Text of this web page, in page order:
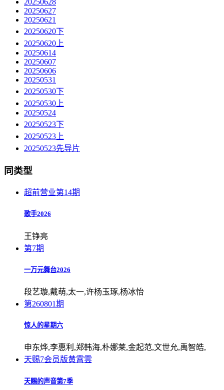
20250627
20250621
20250620下
20250620上
20250614
20250607
20250606
20250531
20250530下
20250530上
20250524
20250523下
20250523上
20250523先导片
同类型
超前营业第14期
歌手2026
王铮亮
第7期
一万元舞台2026
段艺璇,戴萌,太一,许杨玉琢,杨冰怡
第260801期
惊人的星期六
申东烨,李惠利,郑韩海,朴娜莱,金起范,文世允,禹智皓,
天赐7会员版黄霄雲
天赐的声音第7季